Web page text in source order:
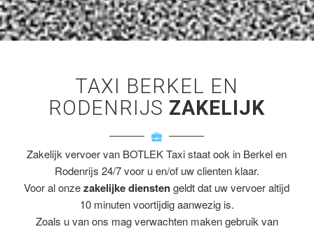
TAXI BERKEL EN
RODENRIJS ZAKELIJK
Zakelijk vervoer van BOTLEK Taxi staat ook in Berkel en
Rodenrijs 24/7 voor u en/of uw clienten klaar.
Voor al onzezakelijke dienstengeldt dat uw vervoer altijd
10 minuten voortijdig aanwezig is.
Zoals u van ons mag verwachten maken gebruik van